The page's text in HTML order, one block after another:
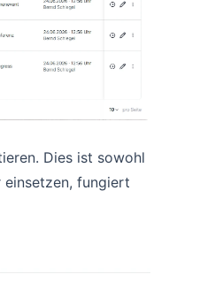
Dies ist sowohl
einsetzen, fungiert